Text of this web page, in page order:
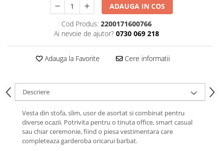
ADAUGA IN COS
Cod Produs: 2200171600766
Ai nevoie de ajutor? 0730 069 218
Adauga la Favorite Cere informatii
Descriere
Vesta din stofa, slim, usor de asortat si combinat pentru
diverse ocazii. Potrivita pentru o tinuta office, smart casual
sau chiar ceremonie, fiind o piesa vestimentara care
completeaza garderoba oricarui barbat.